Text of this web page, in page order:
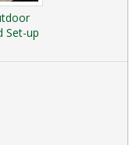
Set-up